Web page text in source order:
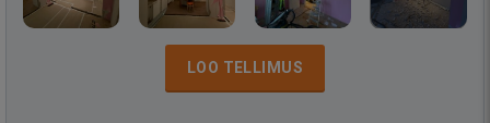
LOO TELLIMUS